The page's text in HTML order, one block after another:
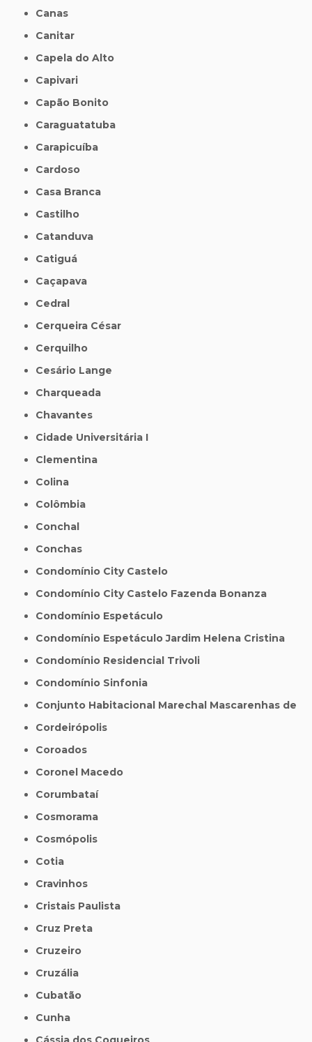
Canas
Canitar
Capela do Alto
Capivari
Capão Bonito
Caraguatatuba
Carapicuíba
Cardoso
Casa Branca
Castilho
Catanduva
Catiguá
Caçapava
Cedral
Cerqueira César
Cerquilho
Cesário Lange
Charqueada
Chavantes
Cidade Universitária I
Clementina
Colina
Colômbia
Conchal
Conchas
Condomínio City Castelo
Condomínio City Castelo Fazenda Bonanza
Condomínio Espetáculo
Condomínio Espetáculo Jardim Helena Cristina
Condomínio Residencial Trivoli
Condomínio Sinfonia
Conjunto Habitacional Marechal Mascarenhas de
Cordeirópolis
Coroados
Coronel Macedo
Corumbataí
Cosmorama
Cosmópolis
Cotia
Cravinhos
Cristais Paulista
Cruz Preta
Cruzeiro
Cruzália
Cubatão
Cunha